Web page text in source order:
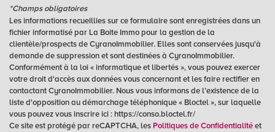
Bibliothèque
Bureau de poste
Mairie
statistiques
Nombre d'habitants
1 097
*Champs obligatoires
Les informations recueillies sur ce formulaire sont enregistrées dans un
fichier informatisé par La Boite Immo pour la gestion de la
clientèle/prospects de CyranoImmobilier. Elles sont conservées jusqu'à
demande de suppression et sont destinées à CyranoImmobilier.
Conformément à la loi « informatique et libertés », vous pouvez exercer
votre droit d'accès aux données vous concernant et les faire rectifier en
contactant CyranoImmobilier. Nous vous informons de l’existence de la
liste d'opposition au démarchage téléphonique « Bloctel », sur laquelle
vous pouvez vous inscrire ici : https://conso.bloctel.fr/
Ce site est protégé par reCAPTCHA, les Politiques de Confidentialitéet